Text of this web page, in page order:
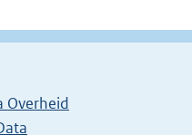
Overheid